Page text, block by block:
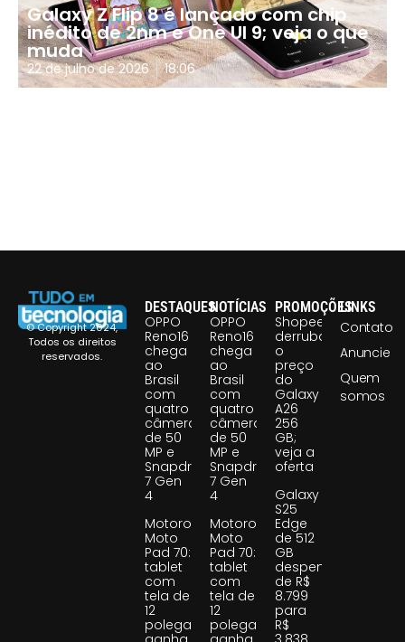
Galaxy Z Flip 8 é lançado com chip
inédito de 2nm e One UI 9; veja o que
muda
22 de julho de 2026 18:06
© Copyright 2024,
Todos os direitos
reservados.
DESTAQUES
OPPO
Reno16
chega
ao
Brasil
com
quatro
câmeras
de 50
MP e
Snapdragon
7 Gen
4
Motorola
Moto
Pad 70:
tablet
com
tela de
12
polegadas
NOTÍCIAS
OPPO
Reno16
chega
ao
Brasil
com
quatro
câmeras
de 50
MP e
Snapdragon
7 Gen
4
Motorola
Moto
Pad 70:
tablet
com
tela de
12
polegadas
PROMOÇÕES
Shopee
derruba
o
preço
do
Galaxy
A26
256
GB;
veja a
oferta
Galaxy
S25
Edge
de 512
GB
despenca
de R$
8.799
para
R$
LINKS
Contato
Anuncie
Quem
somos